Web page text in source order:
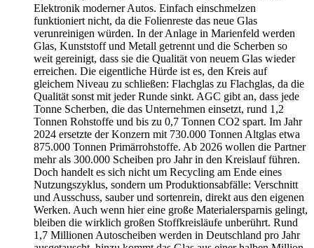
Elektronik moderner Autos. Einfach einschmelzen
funktioniert nicht, da die Folienreste das neue Glas
verunreinigen würden. In der Anlage in Marienfeld werden
Glas, Kunststoff und Metall getrennt und die Scherben so
weit gereinigt, dass sie die Qualität von neuem Glas wieder
erreichen. Die eigentliche Hürde ist es, den Kreis auf
gleichem Niveau zu schließen: Flachglas zu Flachglas, da die
Qualität sonst mit jeder Runde sinkt. AGC gibt an, dass jede
Tonne Scherben, die das Unternehmen einsetzt, rund 1,2
Tonnen Rohstoffe und bis zu 0,7 Tonnen CO2 spart. Im Jahr
2024 ersetzte der Konzern mit 730.000 Tonnen Altglas etwa
875.000 Tonnen Primärrohstoffe. Ab 2026 wollen die Partner
mehr als 300.000 Scheiben pro Jahr in den Kreislauf führen.
Doch handelt es sich nicht um Recycling am Ende eines
Nutzungszyklus, sondern um Produktionsabfälle: Verschnitt
und Ausschuss, sauber und sortenrein, direkt aus den eigenen
Werken. Auch wenn hier eine große Materialersparnis gelingt,
bleiben die wirklich großen Stoffkreisläufe unberührt. Rund
1,7 Millionen Autoscheiben werden in Deutschland pro Jahr